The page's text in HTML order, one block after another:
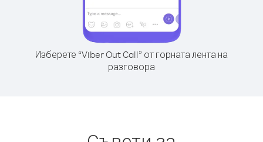
Изберете “Viber Out Call” от горната лента на
разговора